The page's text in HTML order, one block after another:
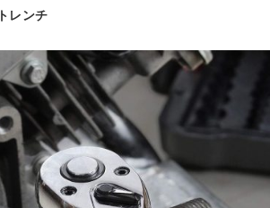
レンチ